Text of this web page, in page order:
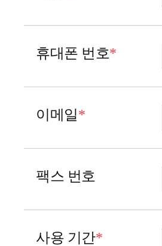
휴대폰 번호*
이메일*
팩스 번호
사용 기간*